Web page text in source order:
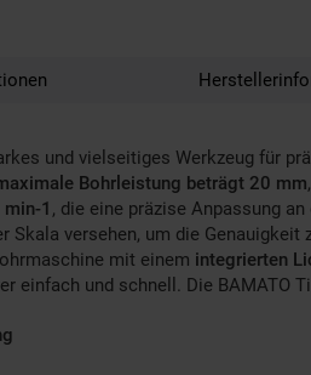
und vielseitiges Werkzeug für
Bohrleistung beträgt 20 mm
1 , die eine präzise Anpassung
Skala versehen, um die
mit einem integrierten
einfach und schnell. Die